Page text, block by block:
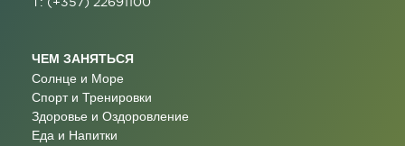
ЧЕМ ЗАНЯТЬСЯ
Солнце и Море
Спорт и Тренировки
Здоровье и Оздоровление
Еда и Напитки